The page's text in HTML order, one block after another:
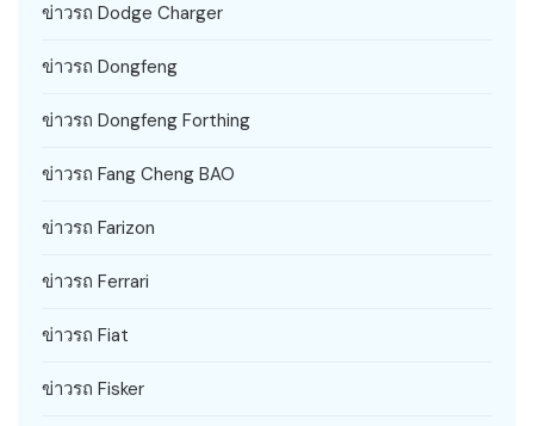
ข่าวรถ Dodge Charger
ข่าวรถ Dongfeng
ข่าวรถ Dongfeng Forthing
ข่าวรถ Fang Cheng BAO
ข่าวรถ Farizon
ข่าวรถ Ferrari
ข่าวรถ Fiat
ข่าวรถ Fisker